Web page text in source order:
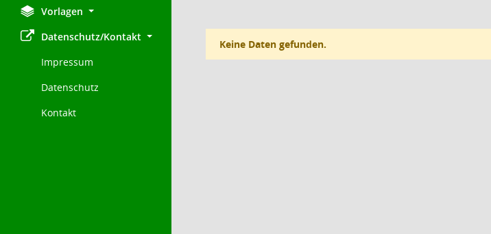
Vorlagen
Datenschutz/Kontakt
Impressum
Datenschutz
Kontakt
Keine Daten gefunden.